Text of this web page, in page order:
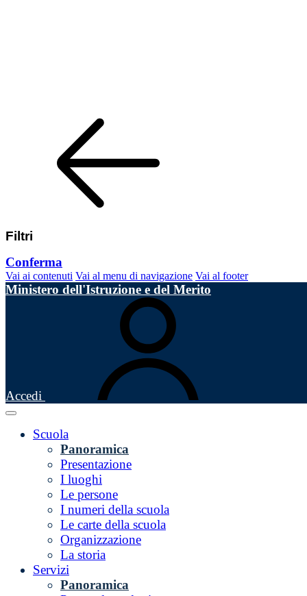
Filtri
Conferma
Vai ai contenuti Vai al menu di navigazione Vai al footer
Ministero dell'Istruzione e del Merito
Accedi
Scuola
Panoramica
Presentazione
I luoghi
Le persone
I numeri della scuola
Le carte della scuola
Organizzazione
La storia
Servizi
Panoramica